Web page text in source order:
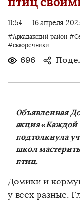
11:54 16 апреля
#Аркадакский район
#скворечники
696
Объявленная
акция
подтолкнула
школ
птиц.
Домики и
у всех разные.